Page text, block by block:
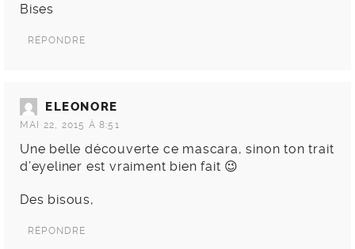
Bises
RÉPONDRE
ELEONORE
MAI 22, 2015 À 8:51
Une belle découverte ce mascara, sinon ton trait
d’eyeliner est vraiment bien fait 😉
Des bisous,
RÉPONDRE